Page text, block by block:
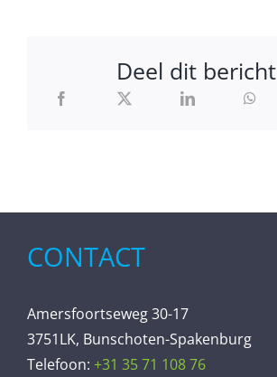
Deel dit bericht
CONTACT
Amersfoortseweg 30-17
3751LK, Bunschoten-Spakenburg
Telefoon: +31 35 71 108 76